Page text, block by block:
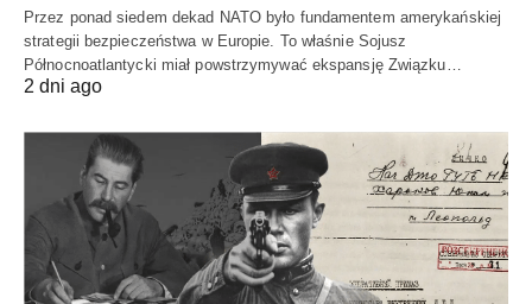
Przez ponad siedem dekad NATO było fundamentem amerykańskiej
strategii bezpieczeństwa w Europie. To właśnie Sojusz
Północnoatlantycki miał powstrzymywać ekspansję Związku…
2 dni ago